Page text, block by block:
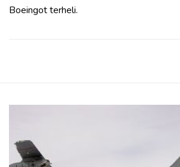
BELÉPÉS
REGISZTRÁCIÓ
Boeingot terheli.